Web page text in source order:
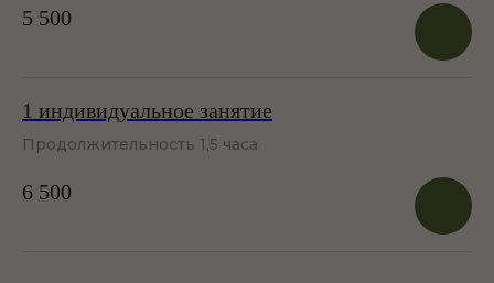
5 500
1 индивидуальное занятие
Продолжительность 1,5 часа
6 500